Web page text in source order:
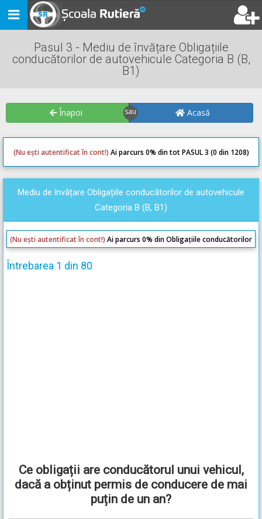
Toggle
navigation
Pasul 3 - Mediu de învățare Obligațiile
conducătorilor de autovehicule Categoria B (B,
B1)
Înapoi Acasă
(Nu ești autentificat în cont!) Ai parcurs 0% din tot PASUL 3 (0 din 1208)
0
Mediu de învățare Obligațiile conducătorilor de autovehicule
Categoria B (B, B1)
(Nu ești autentificat în cont!) Ai parcurs 0% din Obligațiile conducătorilor
Întrebarea 1 din 80
Ce obligații are conducătorul unui vehicul,
dacă a obținut permis de conducere de mai
puțin de un an?